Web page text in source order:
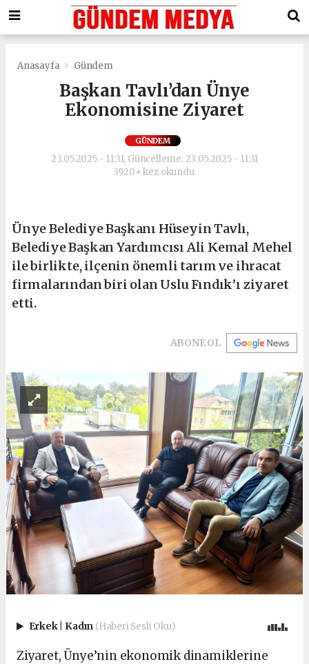
Anasayfa Gündem
Başkan Tavlı’dan Ünye
Ekonomisine Ziyaret
GÜNDEM
23.05.2025 - 11:31, Güncelleme: 23.05.2025 - 11:31
3920+ kez okundu.
Ünye Belediye Başkanı Hüseyin Tavlı,
Belediye Başkan Yardımcısı Ali Kemal Mehel
ile birlikte, ilçenin önemli tarım ve ihracat
firmalarından biri olan Uslu Fındık’ı ziyaret
etti.
ABONE OL
Erkek Kadın (Haberi Sesli Oku)
Ziyaret, Ünye’nin ekonomik dinamiklerine